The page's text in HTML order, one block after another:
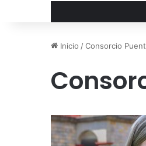
Inicio /Consorcio